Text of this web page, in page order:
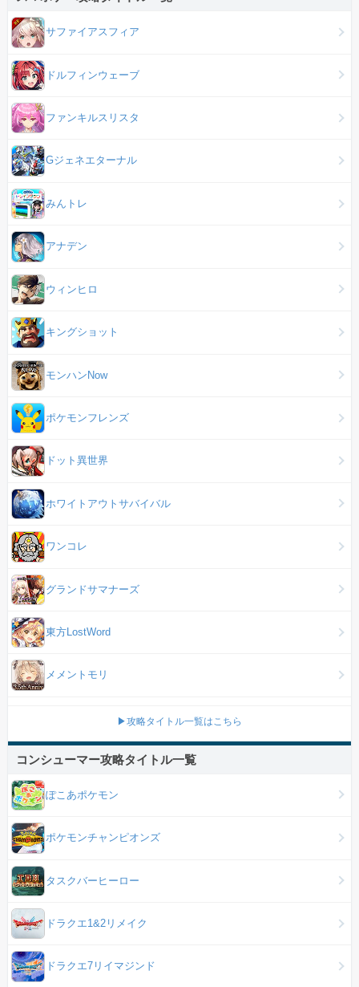
サファイアスフィア
ドルフィンウェーブ
ファンキルスリスタ
Gジェネエターナル
みんトレ
アナデン
ウィンヒロ
キングショット
モンハンNow
ポケモンフレンズ
ドット異世界
ホワイトアウトサバイバル
ワンコレ
グランドサマナーズ
東方LostWord
メメントモリ
▶攻略タイトル一覧はこちら
コンシューマー攻略タイトル一覧
ぽこあポケモン
ポケモンチャンピオンズ
タスクバーヒーロー
ドラクエ1&2リメイク
ドラクエ7リイマジンド